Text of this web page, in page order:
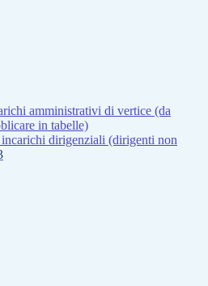
amministrativi di vertice (da
in tabelle)
dirigenziali (dirigenti non